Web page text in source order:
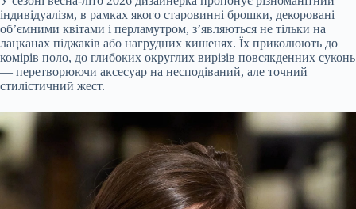
індивідуалізм, в рамках якого старовинні брошки, декоровані
об’ємними квітами і перламутром, з’являються не тільки на
лацканах піджаків або нагрудних кишенях. Їх приколюють до
комірів поло, до глибоких округлих вирізів повсякденних суконь
— перетворюючи аксесуар на несподіваний, але точний
стилістичний жест.